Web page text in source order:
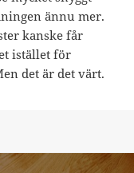
ännu mer.
kanske får
istället för
det är det värt.